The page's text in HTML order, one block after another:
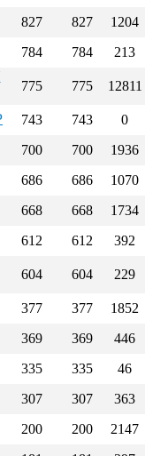
827 827 1204
784 784 213
775 775 12811
743 743 0
700 700 1936
686 686 1070
668 668 1734
612 612 392
604 604 229
377 377 1852
369 369 446
335 335 46
307 307 363
200 200 2147